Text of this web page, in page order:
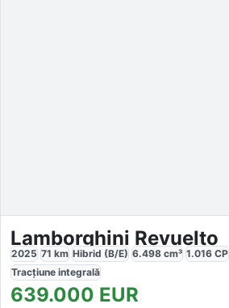
Lamborghini Revuelto
2025 71 km Hibrid (B/E) 6.498 cm³ 1.016 CP
Tracțiune integrală
639.000 EUR